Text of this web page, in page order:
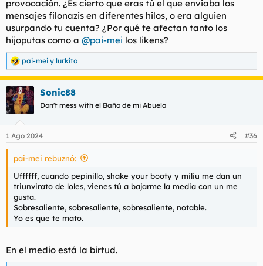
provocación. ¿Es cierto que eras tú el que enviaba los
mensajes filonazis en diferentes hilos, o era alguien
usurpando tu cuenta? ¿Por qué te afectan tanto los
hijoputas como a @pai-mei los likens?
R
e
a
c
c
i
e
s
pai-mei y lurkito
Sonic88
Don't mess with el Baño de mi Abuela
1 Ago 2024 #36
pai-mei rebuznó:
Uffffff, cuando pepinillo, shake your booty y miliu me dan un
triunvirato de loles, vienes tú a bajarme la media con un me
gusta.
Sobresaliente, sobresaliente, sobresaliente, notable.
Yo es que te mato.
En el medio está la birtud.